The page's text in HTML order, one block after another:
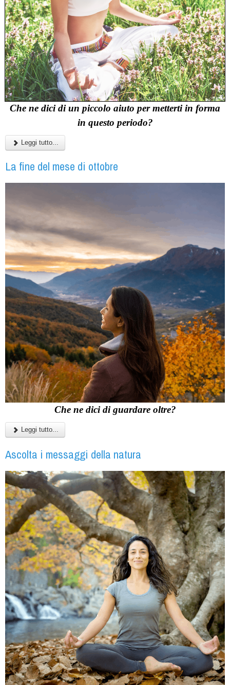
Che ne dici di un piccolo aiuto per metterti in forma
in questo periodo?
Leggi tutto...
La fine del mese di ottobre
Che ne dici di guardare oltre?
Leggi tutto...
Ascolta i messaggi della natura